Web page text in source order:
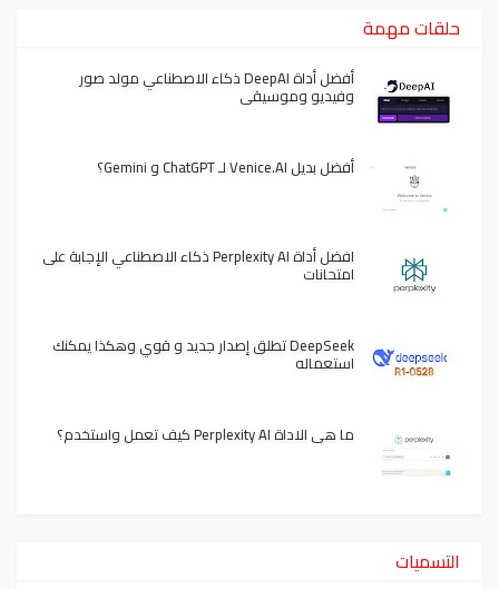
حلقات مهمة
أفضل أداة DeepAI ذكاء الاصطناعي مولد صور
وفيديو وموسيقى
أفضل بديل Venice.AI لـ ChatGPT و Gemini؟
افضل أداة Perplexity AI ذكاء الاصطناعي الإجابة على
امتحانات
DeepSeek تطلق إصدار جديد و قوي وهكذا يمكنك
استعماله
ما هي الاداة Perplexity AI كيف تعمل واستخدم؟
التسميات